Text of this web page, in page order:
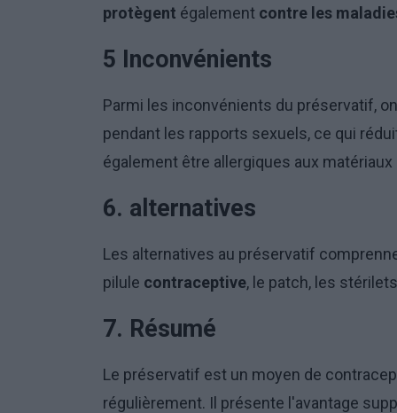
protègent également contre les
5 Inconvénients
Parmi les inconvénients du préservatif,
pendant les rapports sexuels, ce qui
également être allergiques aux
6. alternatives
Les alternatives au préservatif
pilule contraceptive, le patch, les
7. Résumé
Le préservatif est un moyen de
régulièrement. Il présente l'avantage